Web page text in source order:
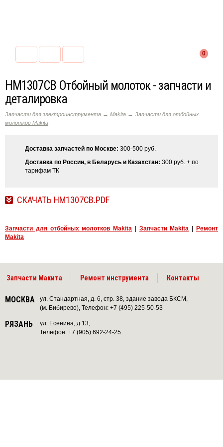
0
HM1307CB Отбойный молоток - запчасти и
деталировка
Запчасти для электроинструмента → Makita → Запчасти для отбойных
молотков Makita
Доставка запчастей по Москве: 300-500 руб.
Доставка по России, в Беларусь и Казахстан: 300 руб. + по
тарифам ТК
СКАЧАТЬ HM1307CB.PDF
Запчасти для отбойных молотков Makita Запчасти Makita
Ремонт
Makita
Запчасти Макита Ремонт инструмента Контакты
МОСКВА
ул. Стандартная, д. 6, стр. 38, здание завода БКСМ,
(м. Бибирево), Телефон: +7 (495) 225-50-53
РЯЗАНЬ
ул. Есенина, д.13,
Телефон: +7 (905) 692-24-25